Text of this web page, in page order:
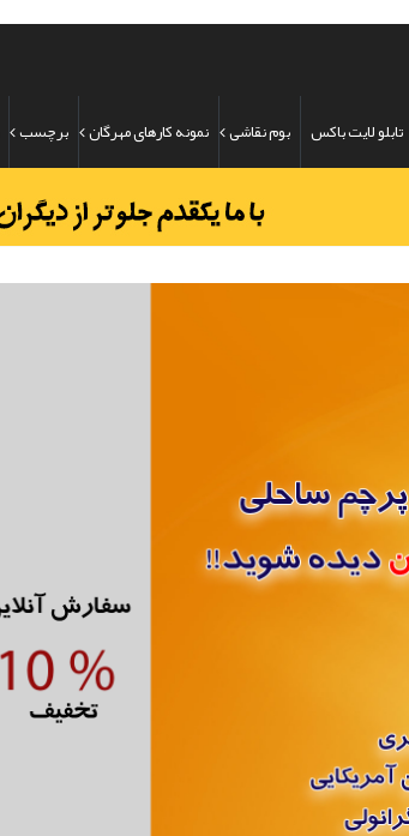
تابلو لایت باکس بوم نقاشی نمونه کارهای مهرگان برچسب